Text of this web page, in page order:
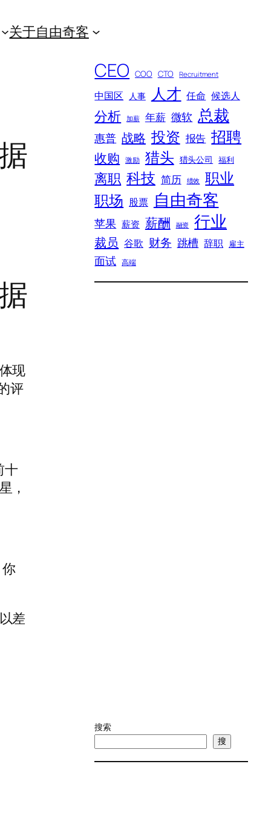
关于自由奇客
现
评
十
，
差
CEO COO CTO Recruitment
中国区 人事 人才 任命 候选人
分析 加薪 年薪 微软 总裁
惠普 战略 投资 报告 招聘
收购 激励 猎头 猎头公司 福利
离职 科技 简历 绩效 职业
职场 股票 自由奇客
苹果 薪资 薪酬 融资 行业
裁员 谷歌 财务 跳槽 辞职 雇主
面试 高端
搜索
搜